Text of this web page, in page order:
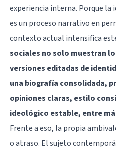
experiencia interna. Porque la
es un proceso narrativo en
contexto actual intensifica
sociales no solo muestran
versiones editadas de
una biografía consolidada,
opiniones claras, estilo
ideológico estable, entre
Frente a eso, la propia
o atraso. El sujeto